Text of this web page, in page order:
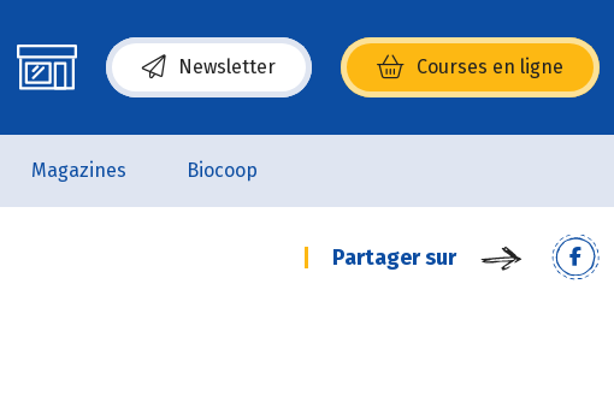
Newsletter Courses en ligne
(s’ouvre dans une nouvelle fenêtre)
Magazines Biocoop
Partager sur